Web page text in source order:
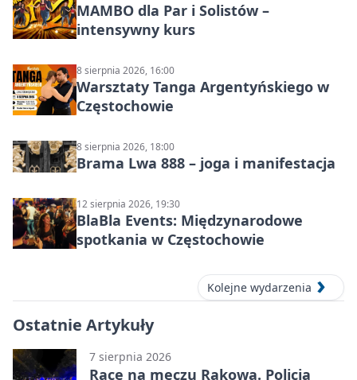
MAMBO dla Par i Solistów –
intensywny kurs
8 sierpnia 2026, 16:00
Warsztaty Tanga Argentyńskiego w
Częstochowie
8 sierpnia 2026, 18:00
Brama Lwa 888 – joga i manifestacja
12 sierpnia 2026, 19:30
BlaBla Events: Międzynarodowe
spotkania w Częstochowie
Kolejne wydarzenia
Ostatnie Artykuły
7 sierpnia 2026
Race na meczu Rakowa. Policja